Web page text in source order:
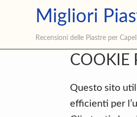
Migliori
Recensioni delle Piastre per
Privacy Cookie Policy
COOKIE
Questo sito
efficienti per